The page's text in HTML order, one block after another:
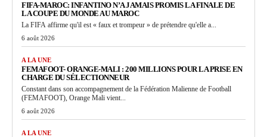
FIFA-MAROC: INFANTINO N’A JAMAIS PROMIS LA FINALE DE
LA COUPE DU MONDE AU MAROC
La FIFA affirme qu'il est « faux et trompeur » de prétendre qu'elle a...
6 août 2026
A LA UNE
FEMAFOOT- ORANGE-MALI : 200 MILLIONS POUR LA PRISE EN
CHARGE DU SÉLECTIONNEUR
Constant dans son accompagnement de la Fédération Malienne de Football
(FEMAFOOT), Orange Mali vient...
6 août 2026
A LA UNE